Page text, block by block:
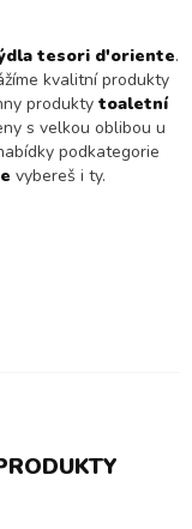
tesori d'oriente.
kvalitní produkty
produkty toaletní
s velkou oblibou u
podkategorie
vybereš i ty.